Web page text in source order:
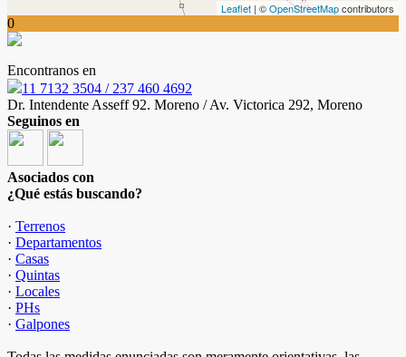
Leaflet | ©OpenStreetMapcontributors
0
Encontranos en
11 7132 3504 / 237 460 4692
Dr. Intendente Asseff 92. Moreno / Av. Victorica 292, Moreno
Seguinos en
Asociados con
¿Qué estás buscando?
· Terrenos
· Departamentos
· Casas
· Quintas
· Locales
· PHs
· Galpones